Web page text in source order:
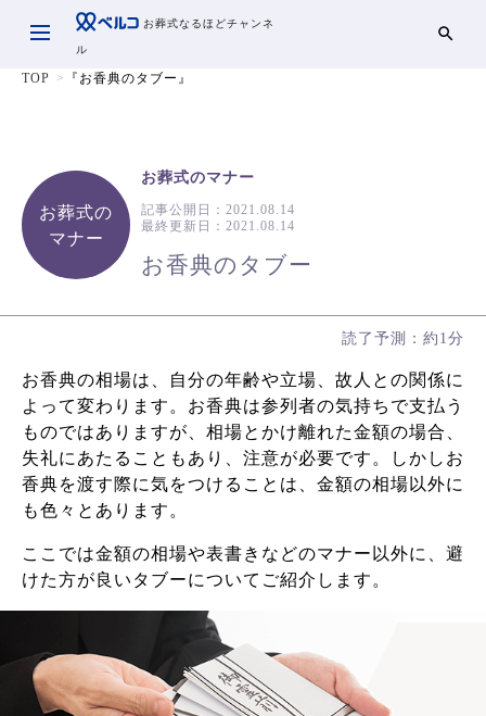
お葬式なるほどチャンネ
ル
TOP 『お香典のタブー』
お葬式の
マナー
お葬式のマナー
記事公開日： 2021.08.14
最終更新日： 2021.08.14
お香典のタブー
読了予測：約1分
お香典の相場は、自分の年齢や立場、故人との関係に
よって変わります。お香典は参列者の気持ちで支払う
ものではありますが、相場とかけ離れた金額の場合、
失礼にあたることもあり、注意が必要です。しかしお
香典を渡す際に気をつけることは、金額の相場以外に
も色々とあります。
ここでは金額の相場や表書きなどのマナー以外に、避
けた方が良いタブーについてご紹介します。